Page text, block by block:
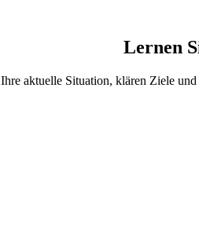
Lernen
aktuelle Situation, klären Ziele